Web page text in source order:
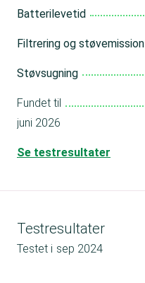
Batterilevetid
Filtrering og støvemission
Støvsugning
Fundet til
juni 2026
Se testresultater
Testresultater
Testet i sep 2024